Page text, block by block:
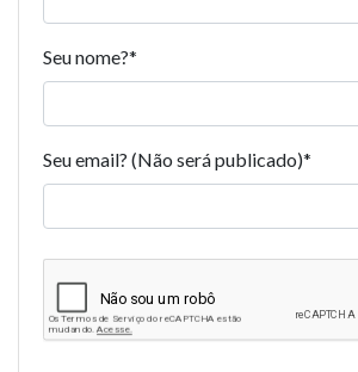
Seu nome?*
Seu email? (Não será publicado)*